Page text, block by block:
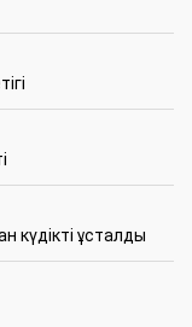
күдікті ұсталды